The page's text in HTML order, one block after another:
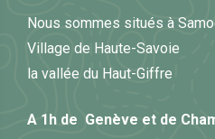
Nous sommes situés à
Village de
la vallée du Haut-Giffre
A 1h de Genève et de